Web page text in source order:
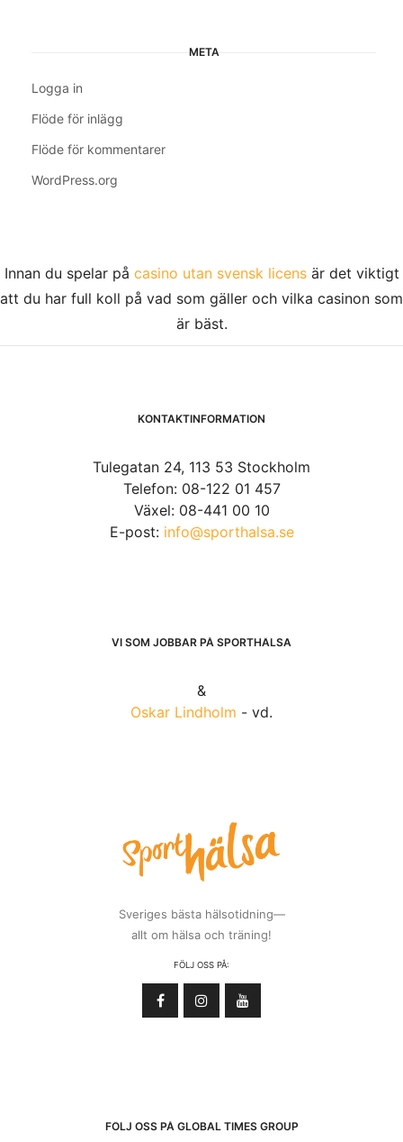
META
Logga in
Flöde för inlägg
Flöde för kommentarer
WordPress.org
Innan du spelar på casino utan svensk licensär det viktigt
att du har full koll på vad som gäller och vilka casinon som
är bäst.
KONTAKTINFORMATION
Tulegatan 24, 113 53 Stockholm
Telefon: 08-122 01 457
Växel: 08-441 00 10
E-post: info@sporthalsa.se
VI SOM JOBBAR PÅ SPORTHÄLSA
&
Oskar Lindholm - vd.
Sveriges bästa hälsotidning—
allt om hälsa och träning!
FÖLJ OSS PÅ:
FÖLJ OSS PÅ GLOBAL TIMES GROUP